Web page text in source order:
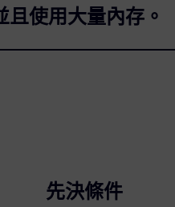
使用大量內存。
先決條件